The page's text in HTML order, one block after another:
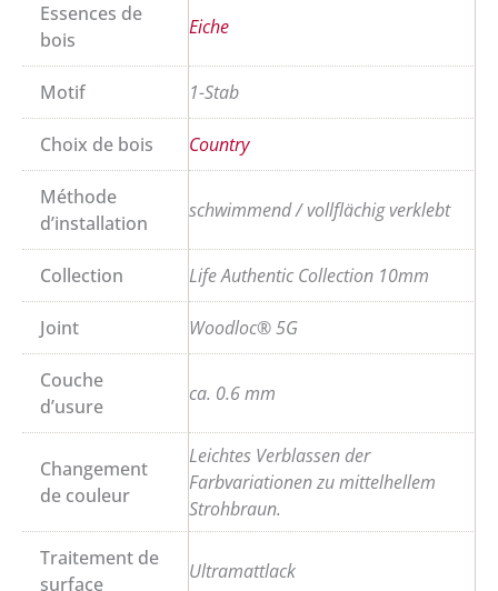
Essences de
bois
Eiche
Motif 1-Stab
Choix de bois Country
Méthode
d’installation
schwimmend / vollflächig verklebt
Collection Life Authentic Collection 10mm
Joint Woodloc® 5G
Couche
d’usure
ca. 0.6 mm
Changement
de couleur
Leichtes Verblassen der
Farbvariationen zu mittelhellem
Strohbraun.
Traitement de
surface
Ultramattlack